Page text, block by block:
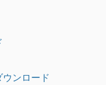
ンロード